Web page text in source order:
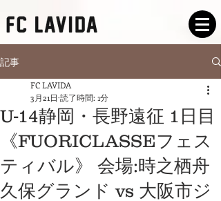
記事
U-14静岡・長野遠征 1日目
《FUORICLASSEフェス
ティバル》 会場:時之栖舟
久保グランド vs 大阪市ジ
FC LAVIDA
3月21日 読了時間: 1分